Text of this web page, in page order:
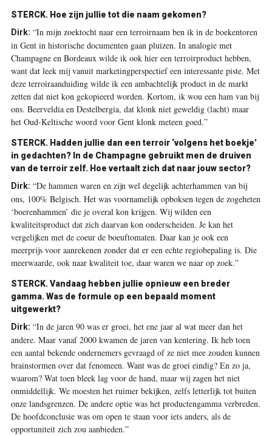
STERCK. Hoe zijn jullie tot die naam gekomen?
Dirk: “In mijn zoektocht naar een terroirnaam ben ik in de boekentoren
in Gent in historische documenten gaan pluizen. In analogie met
Champagne en Bordeaux wilde ik ook hier een terroirproduct hebben,
want dat leek mij vanuit marketingperspectief een interessante piste. Met
deze terroiraanduiding wilde ik een ambachtelijk product in de markt
zetten dat niet kon gekopieerd worden. Kortom, ik wou een ham van bij
ons. Beerveldia en Destelbergia, dat klonk niet geweldig (lacht) maar
het Oud-Keltische woord voor Gent klonk meteen goed.”
STERCK. Hadden jullie dan een terroir ‘volgens het boekje’
in gedachten? In de Champagne gebruikt men de druiven
van de terroir zelf. Hoe vertaalt zich dat naar jouw sector?
Dirk: “De hammen waren en zijn wel degelijk achterhammen van bij
ons, 100% Belgisch. Het was voornamelijk opboksen tegen de zogeheten
‘boerenhammen’ die je overal kon krijgen. Wij wilden een
kwaliteitsproduct dat zich daarvan kon onderscheiden. Je kan het
vergelijken met de coeur de boeuftomaten. Daar kan je ook een
meerprijs voor aanrekenen zonder dat er een echte regiobepaling is. Die
meerwaarde, ook naar kwaliteit toe, daar waren we naar op zoek.”
STERCK. Vandaag hebben jullie opnieuw een breder
gamma. Was de formule op een bepaald moment
uitgewerkt?
Dirk: “In de jaren 90 was er groei, het ene jaar al wat meer dan het
andere. Maar vanaf 2000 kwamen de jaren van kentering. Ik heb toen
een aantal bekende ondernemers gevraagd of ze niet mee zouden kunnen
brainstormen over dat fenomeen. Want was de groei eindig? En zo ja,
waarom? Wat toen bleek lag voor de hand, maar wij zagen het niet
onmiddellijk. We moesten het ruimer bekijken, zelfs letterlijk tot buiten
onze landsgrenzen. De andere optie was het productengamma verbreden.
De hoofdconclusie was om open te staan voor iets anders, als de
opportuniteit zich zou aanbieden.”